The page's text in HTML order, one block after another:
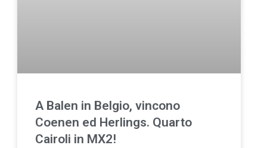
A Balen in Belgio, vincono
Coenen ed Herlings. Quarto
Cairoli in MX2!